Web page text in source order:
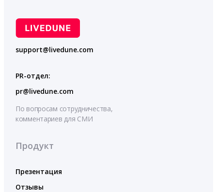
support@livedune.com
PR-отдел:
pr@livedune.com
По вопросам сотрудничества,
комментариев для СМИ
Продукт
Презентация
Отзывы